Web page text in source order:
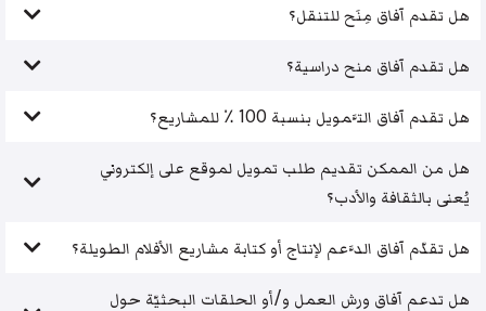
هل تقدم آفاق مِنَح للتنقل؟
هل تقدم آفاق منح دراسية؟
هل تقدم آفاق التَّمويل بنسبة 100 ٪ للمشاريع؟
هل من الممكن تقديم طلب تمويل لموقع على إلكتروني
يُعنى بالثقافة والأدب؟
هل تقدّم آفاق الدَّعم لإنتاج أو كتابة مشاريع الأفلام الطويلة؟
هل تدعم آفاق ورش العمل و/أو الحلقات البحثيّة حول